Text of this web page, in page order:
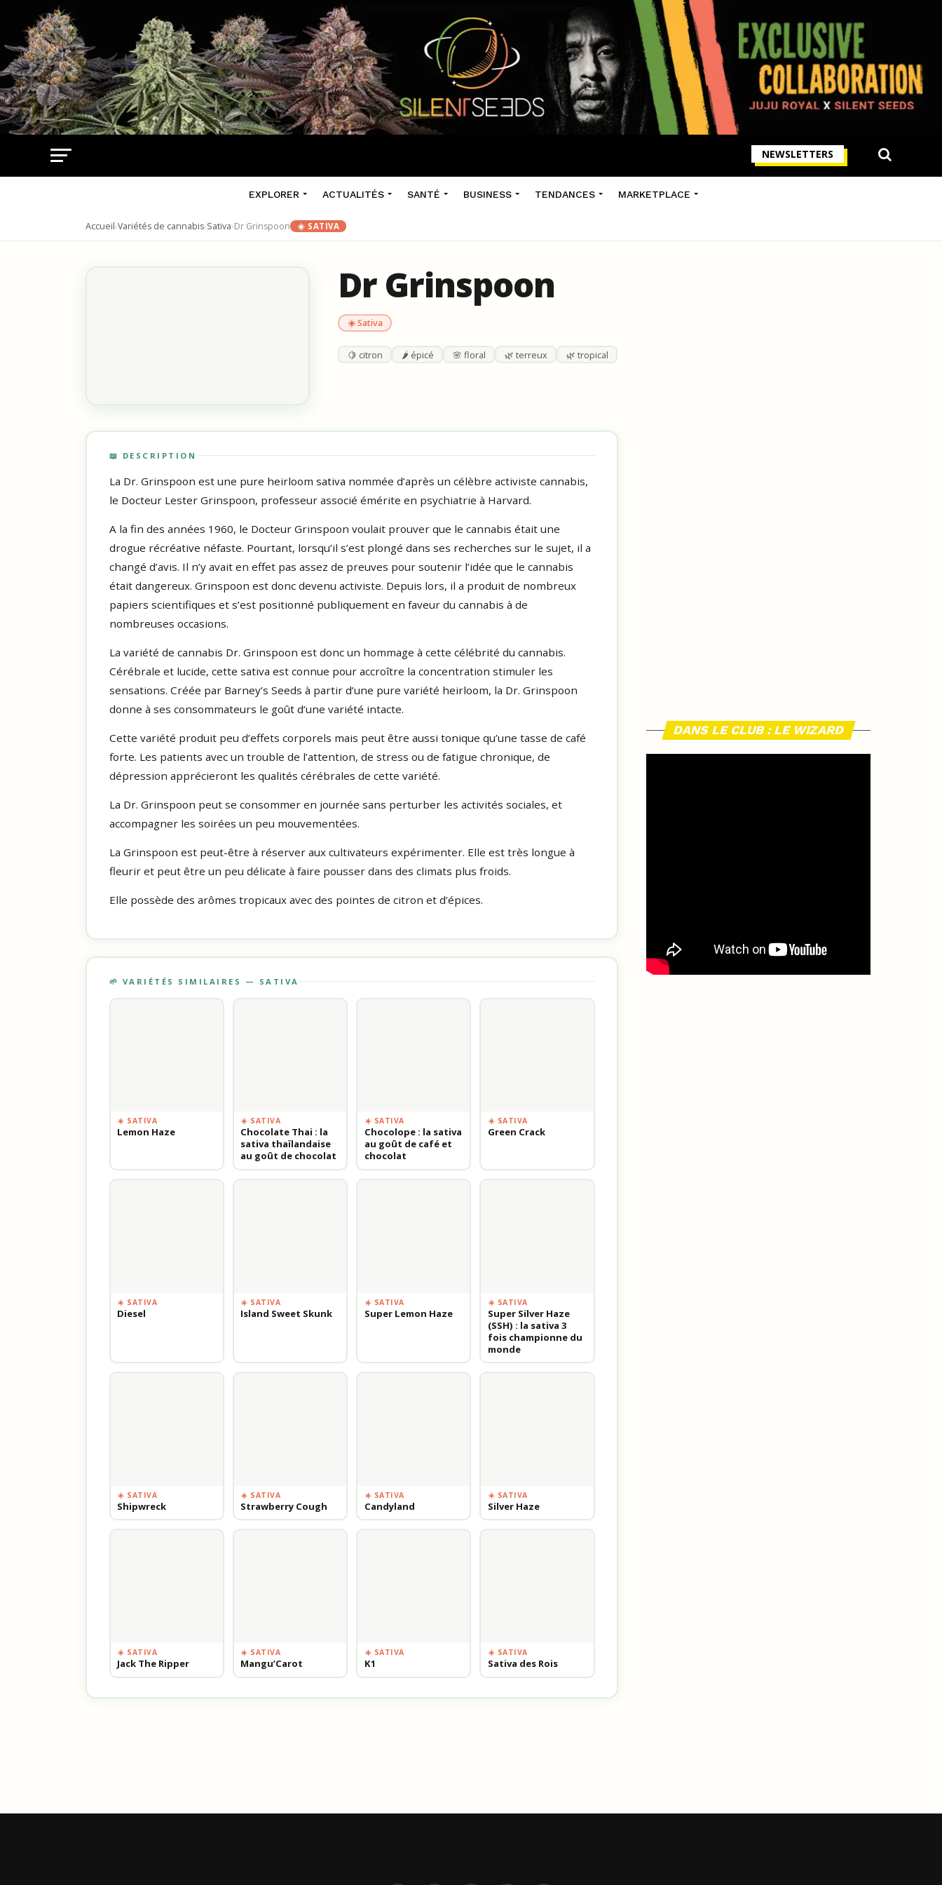
NEWSLETTERS
EXPLORER ACTUALITÉS SANTÉ BUSINESS TENDANCES MARKETPLACE
Accueil›Variétés de cannabis›Sativa›Dr Grinspoon ☀️ SATIVA
Dr Grinspoon
☀️ Sativa
🍋 citron 🌶️ épicé 🌸 floral 🌿 terreux 🌿 tropical
📖 DESCRIPTION
La Dr. Grinspoon est une pure heirloom sativa nommée d’après un célèbre activiste cannabis,
le Docteur Lester Grinspoon, professeur associé émérite en psychiatrie à Harvard.
A la fin des années 1960, le Docteur Grinspoon voulait prouver que le cannabis était une
drogue récréative néfaste. Pourtant, lorsqu’il s’est plongé dans ses recherches sur le sujet, il a
changé d’avis. Il n’y avait en effet pas assez de preuves pour soutenir l’idée que le cannabis
était dangereux. Grinspoon est donc devenu activiste. Depuis lors, il a produit de nombreux
papiers scientifiques et s’est positionné publiquement en faveur du cannabis à de
nombreuses occasions.
La variété de cannabis Dr. Grinspoon est donc un hommage à cette célébrité du cannabis.
Cérébrale et lucide, cette sativa est connue pour accroître la concentration stimuler les
sensations. Créée par Barney’s Seeds à partir d’une pure variété heirloom, la Dr. Grinspoon
donne à ses consommateurs le goût d’une variété intacte.
Cette variété produit peu d’effets corporels mais peut être aussi tonique qu’une tasse de café
forte. Les patients avec un trouble de l’attention, de stress ou de fatigue chronique, de
dépression apprécieront les qualités cérébrales de cette variété.
La Dr. Grinspoon peut se consommer en journée sans perturber les activités sociales, et
accompagner les soirées un peu mouvementées.
La Grinspoon est peut-être à réserver aux cultivateurs expérimenter. Elle est très longue à
fleurir et peut être un peu délicate à faire pousser dans des climats plus froids.
Elle possède des arômes tropicaux avec des pointes de citron et d’épices.
🌱 VARIÉTÉS SIMILAIRES — SATIVA
☀️ SATIVA
Lemon Haze
☀️ SATIVA
Chocolate Thai : la
sativa thaïlandaise
au goût de chocolat
☀️ SATIVA
Chocolope : la sativa
au goût de café et
chocolat
☀️ SATIVA
Green Crack
☀️ SATIVA
Diesel
☀️ SATIVA
Island Sweet Skunk
☀️ SATIVA
Super Lemon Haze
☀️ SATIVA
Super Silver Haze
(SSH) : la sativa 3
fois championne du
monde
☀️ SATIVA
Shipwreck
☀️ SATIVA
Strawberry Cough
☀️ SATIVA
Candyland
☀️ SATIVA
Silver Haze
☀️ SATIVA
Jack The Ripper
☀️ SATIVA
Mangu’Carot
☀️ SATIVA
K1
☀️ SATIVA
Sativa des Rois
DANS LE CLUB : LE WIZARD